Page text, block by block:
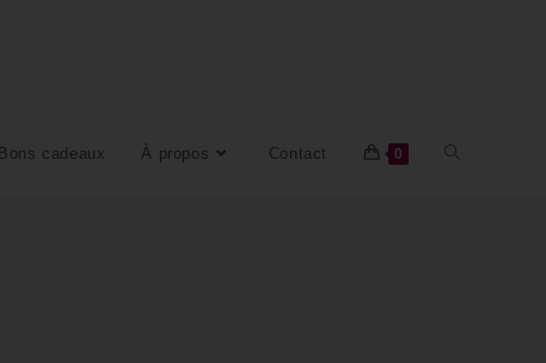
Bons cadeaux À propos Contact 0